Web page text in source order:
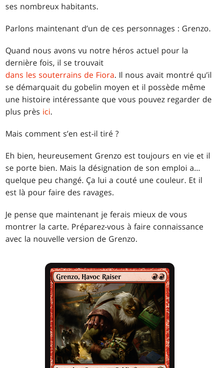
ses nombreux habitants.
Parlons maintenant d’un de ces personnages : Grenzo.
Quand nous avons vu notre héros actuel pour la
dernière fois, il se trouvait
dans les souterrains de Fiora. Il nous avait montré qu’il
se démarquait du gobelin moyen et il possède même
une histoire intéressante que vous pouvez regarder de
plus près ici.
Mais comment s’en est-il tiré ?
Eh bien, heureusement Grenzo est toujours en vie et il
se porte bien. Mais la désignation de son emploi a…
quelque peu changé. Ça lui a couté une couleur. Et il
est là pour faire des ravages.
Je pense que maintenant je ferais mieux de vous
montrer la carte. Préparez-vous à faire connaissance
avec la nouvelle version de Grenzo.